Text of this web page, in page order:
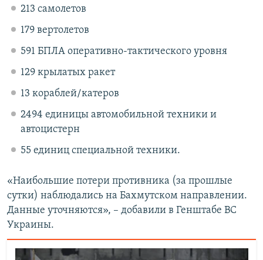
213 самолетов
179 вертолетов
591 БПЛА оперативно-тактического уровня
129 крылатых ракет
13 кораблей/катеров
2494 единицы автомобильной техники и
автоцистерн
55 единиц специальной техники.
«Наибольшие потери противника (за прошлые
сутки) наблюдались на Бахмутском направлении.
Данные уточняются», – добавили в Генштабе ВС
Украины.